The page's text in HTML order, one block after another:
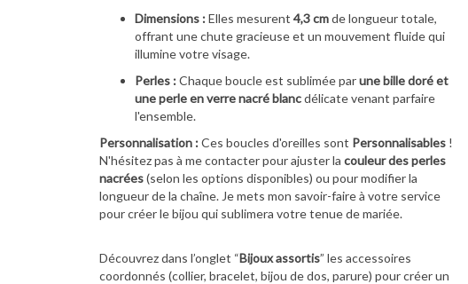
Dimensions :Elles mesurent 4,3 cmde longueur totale,
offrant une chute gracieuse et un mouvement fluide qui
illumine votre visage.
Perles :Chaque boucle est sublimée parune bille doré et
une perle en verre nacré blancdélicate venant parfaire
l'ensemble.
Personnalisation :Ces boucles d'oreilles sont Personnalisables!
N'hésitez pas à me contacter pour ajuster la couleur des perles
nacrées(selon les options disponibles) ou pour modifier la
longueur de la chaîne. Je mets mon savoir-faire à votre service
pour créer le bijou qui sublimera votre tenue de mariée.
Découvrez dans l’onglet “Bijoux assortis” les accessoires
coordonnés (collier, bracelet, bijou de dos, parure) pour créer un